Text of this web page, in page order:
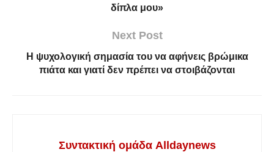
δίπλα μου»
Next Post
Η ψυχολογική σημασία του να αφήνεις βρώμικα
πιάτα και γιατί δεν πρέπει να στοιβάζονται
Συντακτική ομάδα Alldaynews